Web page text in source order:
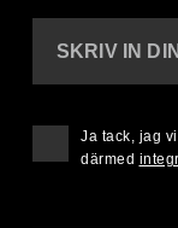
SKRIV IN
Ja tack, jag
därmed